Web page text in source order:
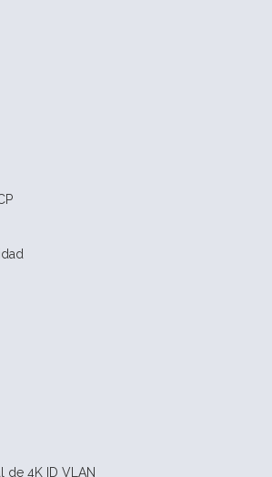
de 4K ID VLAN